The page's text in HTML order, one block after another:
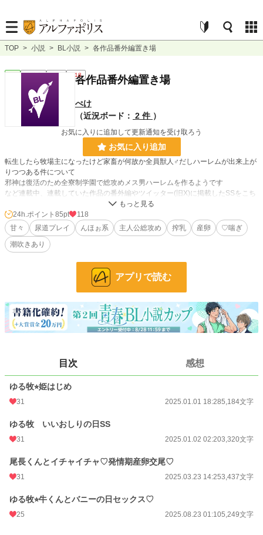
TOP > 小説 > BL小説 > 各作品番外編置き場
連載中 長編 R18
各作品番外編置き場
ぺけ
（近況ボード： 2 件 ）
お気に入りに追加して更新通知を受け取ろう
お気に入り追加
転生したら牧場主になったけど家畜が何故か全員獣人♂だしハーレムが出来上が
りつつある件について
邪神は復活のため全寮制学園で総攻めメス男ハーレムを作るようです
など連載中、連載していた作品の番外編やツイッター(旧X)に掲載したSSをこち
小説 11,914 位 / 228,793 件
BL
文字数 17,190
更新日時 2025.08.23 01:10
累計ポイント
24h.ポイント 85pt
118
甘々
尿道プレイ んほぉ系 主人公総攻め 搾乳 産卵
♡喘ぎ
潮吹きあり
アプリで読む
目次 感想
ゆる牧⭐︎姫はじめ
31 2025.01.01 18:285,184文字
ゆる牧 いいおしりの日SS
31 2025.01.02 02:203,320文字
尾長くんとイチャイチャ♡発情期産卵交尾♡
31 2025.03.23 14:253,437文字
ゆる牧⭐︎牛くんとバニーの日セックス♡
25 2025.08.23 01:105,249文字